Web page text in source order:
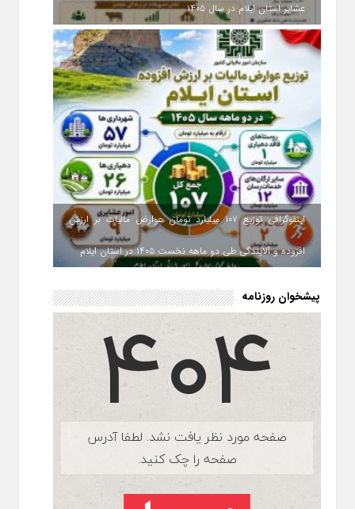
عشایر استان ایلام در سال ۱۴۰۵
اینفوگرافی توزیع ۱۰۷ میلیارد تومان عوارض مالیات بر ارزش
افزوده و آلایندگی طی دو ماهه نخست ۱۴۰۵ در استان ایلام
پیشخوان روزنامه